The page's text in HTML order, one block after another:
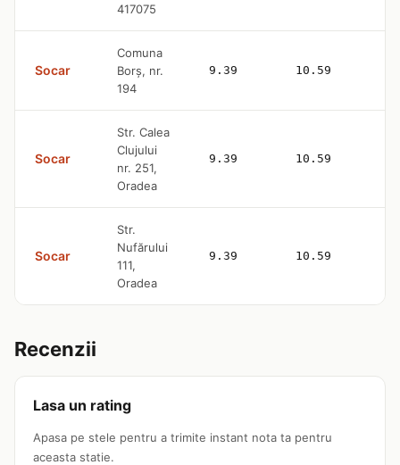
417075
Socar
Comuna
Borș, nr.
194
9.39 10.59
Socar
Str. Calea
Clujului
nr. 251,
Oradea
9.39 10.59
Socar
Str.
Nufărului
111,
Oradea
9.39 10.59
Recenzii
Lasa un rating
Apasa pe stele pentru a trimite instant nota ta pentru
aceasta statie.